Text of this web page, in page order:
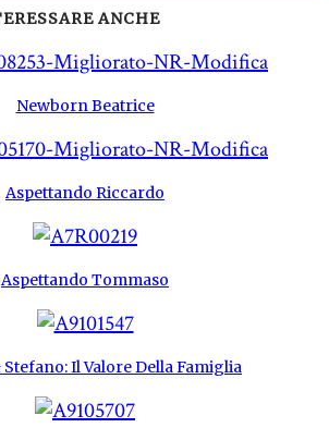
ANCHE
Newborn Beatrice
Aspettando Riccardo
Aspettando Tommaso
Il Valore Della Famiglia